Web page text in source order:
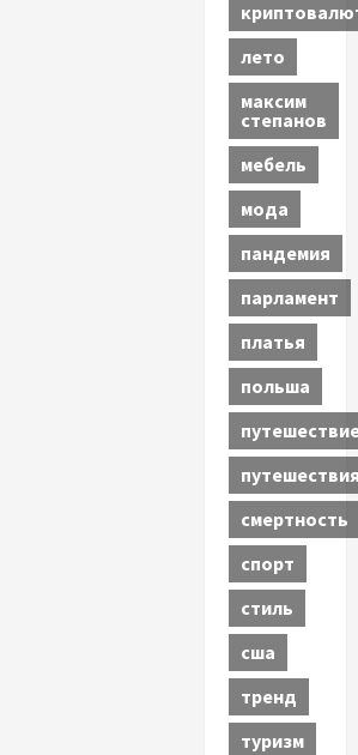
лето
максим
степанов
мебель
мода
пандемия
парламент
платья
польша
смертность
спорт
стиль
сша
тренд
туризм